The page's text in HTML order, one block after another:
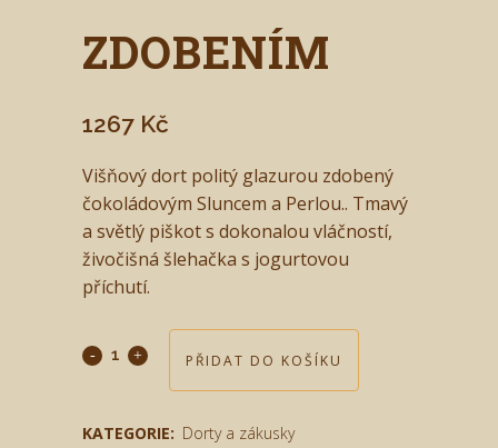
ZDOBENÍM
1267 Kč
Višňový dort politý glazurou zdobený
čokoládovým Sluncem a Perlou.. Tmavý
a světlý piškot s dokonalou vláčností,
živočišná šlehačka s jogurtovou
příchutí.
PŘIDAT DO KOŠÍKU
KATEGORIE: Dorty a zákusky